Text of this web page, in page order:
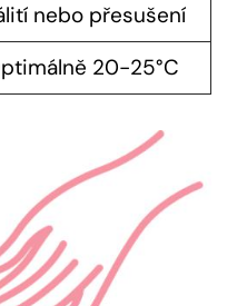
nebo přesušení
20-25°C